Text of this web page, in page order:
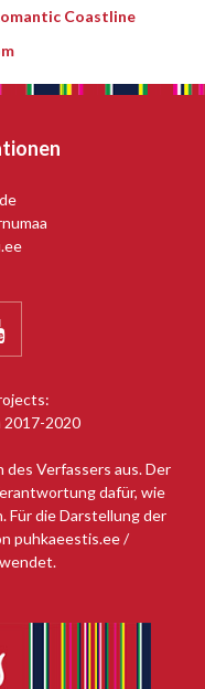
Coastline
2017-2020
Verfassers aus. Der
dafür, wie
die Darstellung der
puhkaeestis.ee /